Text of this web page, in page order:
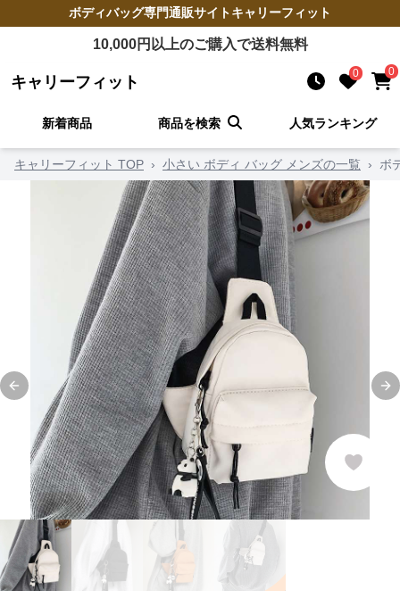
ボディバッグ専門通販サイトキャリーフィット
10,000円以上のご購入で送料無料
キャリーフィット 0 0
新着商品 商品を検索 人気ランキング
キャリーフィット TOP › 小さい ボディ バッグ メンズの一覧 › ボ
Previous slide